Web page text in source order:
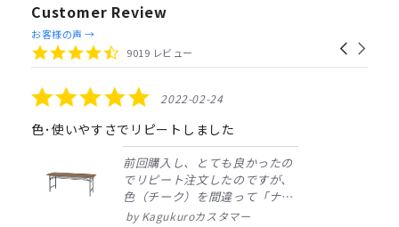
Customer Review
Reviews
carousel
Carousel
4.4
star
9019 レビュー
お客様の声 →
5.0
star
rating
2022-02-24
色･使いやすさでリピートしました
前回購入し、とても良かったの
でリピート注文したのですが、
色（チーク）を間違って「ナチ
ュラル」としてしまいました。
Kagukuroカスタマー